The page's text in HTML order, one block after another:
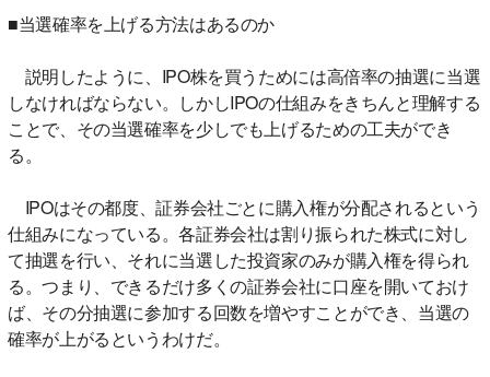
■当選確率を上げる方法はあるのか
説明したように、IPO株を買うためには高倍率の抽選に当選
しなければならない。しかしIPOの仕組みをきちんと理解する
ことで、その当選確率を少しでも上げるための工夫ができ
る。
IPOはその都度、証券会社ごとに購入権が分配されるという
仕組みになっている。各証券会社は割り振られた株式に対し
て抽選を行い、それに当選した投資家のみが購入権を得られ
る。つまり、できるだけ多くの証券会社に口座を開いておけ
ば、その分抽選に参加する回数を増やすことができ、当選の
確率が上がるというわけだ。